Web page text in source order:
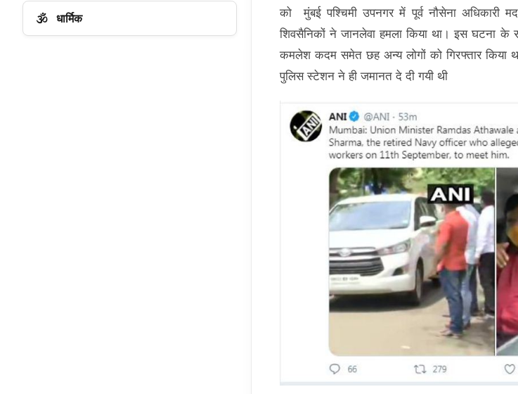
को मुंबई पश्चिमी उपनगर में पूर्व नौसेना अधिकारी
शिवसैनिकों ने जानलेवा हमला किया था। इस घटना के
कमलेश कदम समेत छह अन्‍य लोगों को गिरफ्तार किया
पुलिस स्टेशन ने ही जमानत दे दी गयी थी
🕉️ धार्मिक